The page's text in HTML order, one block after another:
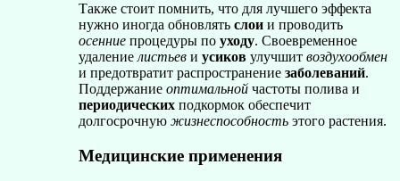
Также стоит помнить, что для лучшего эффекта
нужно иногда обновлять слои и проводить
осенние процедуры по уходу. Своевременное
удаление листьев и усиков улучшит воздухообмен
и предотвратит распространение заболеваний.
Поддержание оптимальной частоты полива и
периодических подкормок обеспечит
долгосрочную жизнеспособность этого растения.
Медицинские применения